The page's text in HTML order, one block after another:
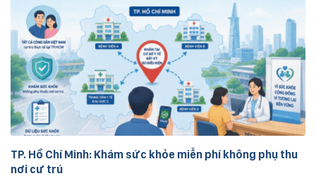
TP. Hồ Chí Minh: Khám sức khỏe miễn phí không phụ thu
nơi cư trú